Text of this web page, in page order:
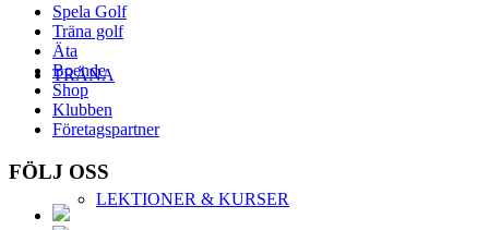
TRÄNA
LEKTIONER & KURSER
Spela Golf
Träna golf
Äta
Boende
Shop
Klubben
Företagspartner
FÖLJ OSS